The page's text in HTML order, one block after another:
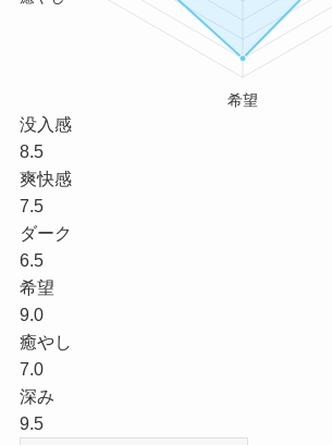
没入感
8.5
爽快感
7.5
ダーク
6.5
希望
9.0
癒やし
7.0
深み
9.5